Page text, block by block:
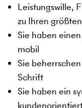
Leistungswille,
zu Ihren
Sie haben
mobil
Sie
Schrift
Sie haben ein